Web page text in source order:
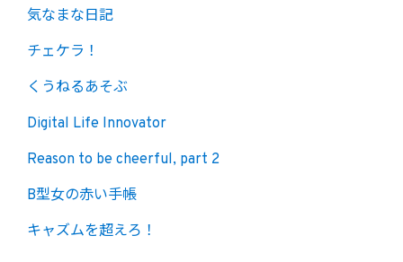
気なまな日記
チェケラ！
くうねるあそぶ
Digital Life Innovator
Reason to be cheerful, part 2
B型女の赤い手帳
キャズムを超えろ！